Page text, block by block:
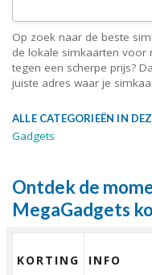
Op zoek naar de beste
de lokale simkaarten voor
tegen een scherpe prijs?
juiste adres waar je
ALLE CATEGORIEËN IN
Gadgets
Ontdek de
MegaGadgets
KORTING INFO